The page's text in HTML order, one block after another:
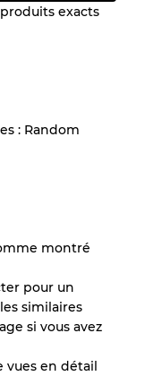
de
jusqu'à
exacts
: Random
montré
pour un
similaires
si vous avez
en détail